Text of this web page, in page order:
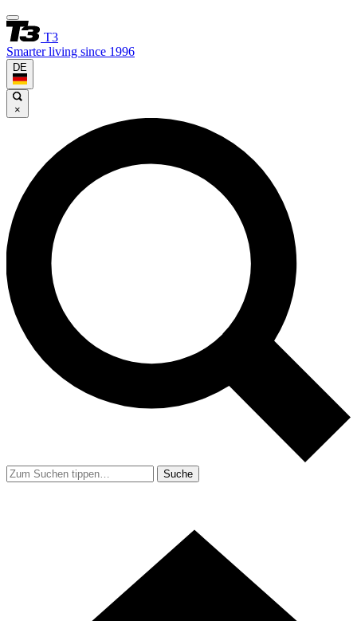
T3
Smarter living since 1996
DE
×
Suche